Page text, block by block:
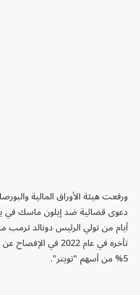
ورفعت هيئة الأوراق المالية
أيام من تولي الرئيس دونالد ترمب
تأخره في عام 2022 في
5% من أسهم "تويتر".